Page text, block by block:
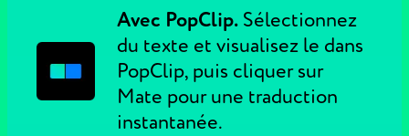
Avec PopClip. Sélectionnez
du texte et visualisez le dans
PopClip, puis cliquer sur
Mate pour une traduction
instantanée.